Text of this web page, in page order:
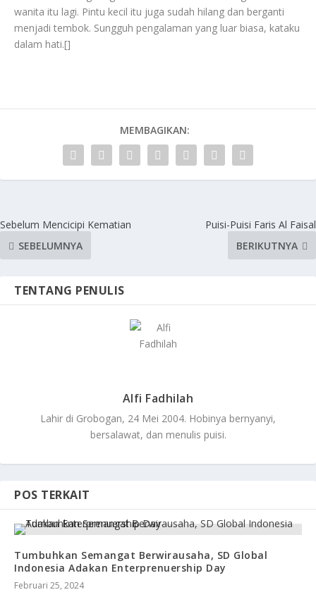
wanita itu lagi. Pintu kecil itu juga sudah hilang dan berganti
menjadi tembok. Sungguh pengalaman yang luar biasa, kataku
dalam hati.[]
MEMBAGIKAN:
Sebelum Mencicipi Kematian
SEBELUMNYA
Puisi-Puisi Faris Al Faisal
BERIKUTNYA
TENTANG PENULIS
Alfi Fadhilah
Lahir di Grobogan, 24 Mei 2004. Hobinya bernyanyi,
bersalawat, dan menulis puisi.
POS TERKAIT
Tumbuhkan Semangat Berwirausaha, SD Global
Indonesia Adakan Enterprenuership Day
Februari 25, 2024